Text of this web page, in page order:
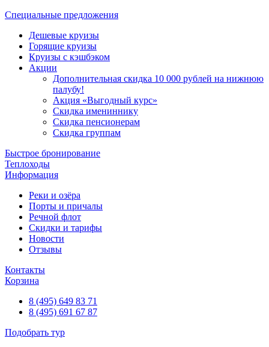
Специальные предложения
Дешевые круизы
Горящие круизы
Круизы с кэшбэком
Акции
Дополнительная скидка 10 000 рублей на нижнюю
палубу!
Акция «Выгодный курс»
Скидка имениннику
Скидка пенсионерам
Скидка группам
Быстрое бронирование
Теплоходы
Информация
Реки и озёра
Порты и причалы
Речной флот
Скидки и тарифы
Новости
Отзывы
Контакты
Корзина
8 (495) 649 83 71
8 (495) 691 67 87
Подобрать тур